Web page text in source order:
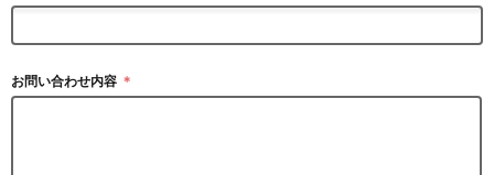
お問い合わせ内容 ＊